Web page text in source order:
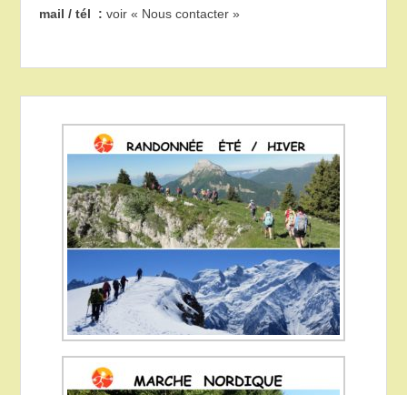
mail / tél :voir « Nous contacter »